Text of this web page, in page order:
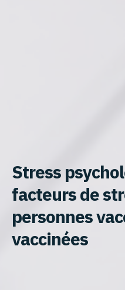
Stress
facteurs de
personnes
vaccinées